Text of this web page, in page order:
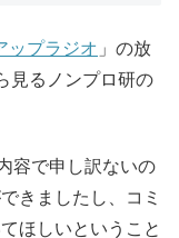
ップラジオ 」の放
見るノンプロ研の
容で申し訳ないの
きましたし、コミ
ほしいということ